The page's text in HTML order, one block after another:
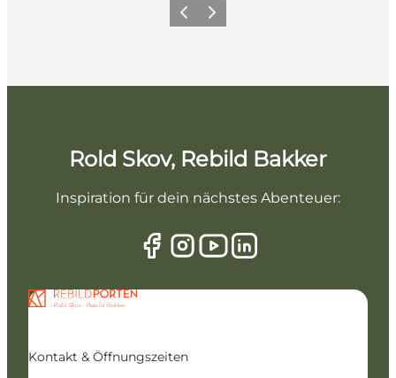
Vorherige Folie
Nächste Folie
Rold Skov, Rebild Bakker
Inspiration für dein nächstes Abenteuer:
Kontakt & Öffnungszeiten